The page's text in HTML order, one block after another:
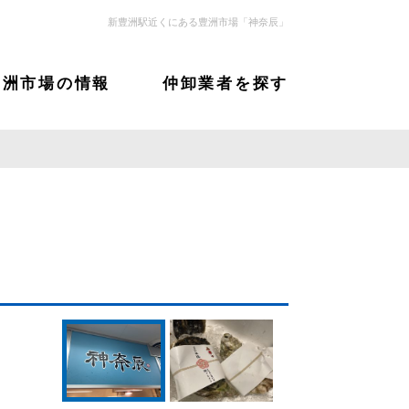
新豊洲駅近くにある豊洲市場「神奈辰」
市場の情報 仲卸業者を探す
サムネイル：神奈辰1